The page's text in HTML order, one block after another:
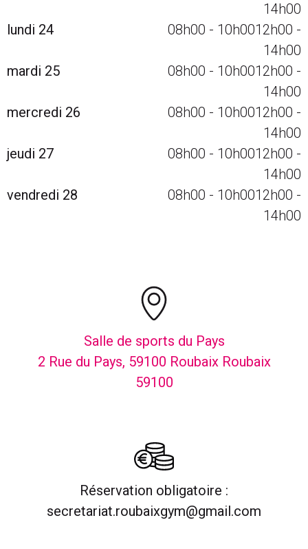
Salle de sports du Pays
2 Rue du Pays, 59100 Roubaix Roubaix
59100
Réservation obligatoire :
secretariat.roubaixgym@gmail.com
14h00
lundi 24
08h00 - 10h0012h00 -
14h00
mardi 25
08h00 - 10h0012h00 -
14h00
mercredi 26
08h00 - 10h0012h00 -
14h00
jeudi 27
08h00 - 10h0012h00 -
14h00
vendredi 28
08h00 - 10h0012h00 -
14h00